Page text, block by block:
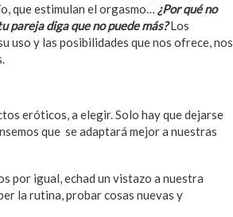
que estimulan el orgasmo… ¿Por qué no
pareja diga que no puede más?Los
uso y las posibilidades que nos ofrece, nos
eróticos, a elegir. Solo hay que dejarse
que se adaptará mejor a nuestras
por igual, echad un vistazo a nuestra
la rutina, probar cosas nuevas y